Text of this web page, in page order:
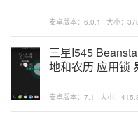
安卓版本：6.0.1 大小：
三星I545
地和农历 应用锁
安卓版本：7.1 大小：